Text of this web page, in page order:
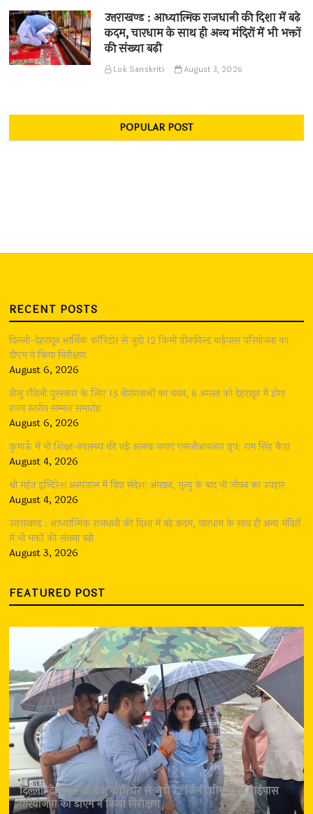
उत्तराखण्ड : आध्यात्मिक राजधानी की दिशा में बढ़े
कदम, चारधाम के साथ ही अन्य मंदिरों में भी भक्तों
की संख्या बढ़ी
Lok Sanskriti August 3, 2026
POPULAR POST
RECENT POSTS
दिल्ली-देहरादून आर्थिक कॉरिडोर से जुड़ी 12 किमी ग्रीनफील्ड बाईपास परियोजना का
डीएम ने किया निरीक्षण
August 6, 2026
तीलू रौतेली पुरस्कार के लिए 13 वीरांगनाओं का चयन, 8 अगस्त को देहरादून में होगा
राज्य स्तरीय सम्मान समारोह
August 6, 2026
कुमाऊँ में भी शिक्षा-स्वास्थ्य की नई अलख जगाए एसजीआरआर ग्रुप: राम सिंह कैड़ा
August 4, 2026
श्री महंत इन्दिरेश अस्पताल में दिया संदेश: अंगदान, मृत्यु के बाद भी जीवन का उपहार
August 4, 2026
उत्तराखण्ड : आध्यात्मिक राजधानी की दिशा में बढ़े कदम, चारधाम के साथ ही अन्य मंदिरों
में भी भक्तों की संख्या बढ़ी
August 3, 2026
FEATURED POST
दिल्ली-देहरादून आर्थिक कॉरिडोर से जुड़ी 12 किमी ग्रीनफील्ड बाईपास
परियोजना का डीएम ने किया निरीक्षण